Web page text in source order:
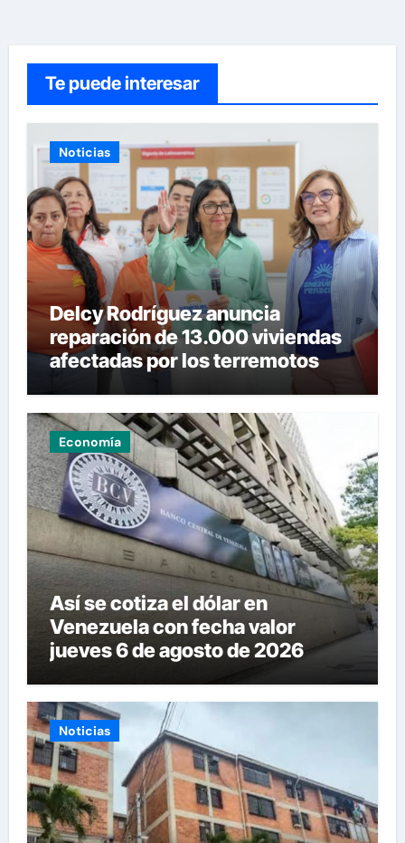
Te puede interesar
Noticias
Delcy Rodríguez anuncia
reparación de 13.000 viviendas
afectadas por los terremotos
Economía
Así se cotiza el dólar en
Venezuela con fecha valor
jueves 6 de agosto de 2026
Noticias